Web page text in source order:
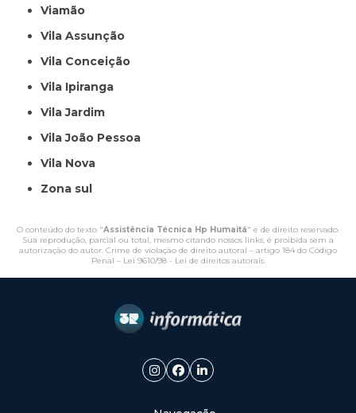
Viamão
Vila Assunção
Vila Conceição
Vila Ipiranga
Vila Jardim
Vila João Pessoa
Vila Nova
Zona sul
O conteúdo do texto "Assistência Técnica Hp Humaitá" é de direito reservado.
Sua reprodução, parcial ou total, mesmo citando nossos links, é proibida sem a
autorização do autor. Crime de violação de direito autoral – artigo 184 do Código
Penal – Lei 9610/98 - Lei de direitos autorais.